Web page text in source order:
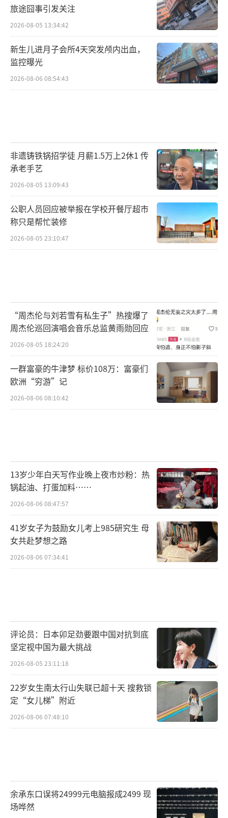
旅途囧事引发关注
2026-08-05 13:34:42
新生儿进月子会所4天突发颅内出血，
监控曝光
2026-08-06 08:54:43
非遗铸铁锅招学徒 月薪1.5万上2休1 传
承老手艺
2026-08-05 13:09:43
公职人员回应被举报在学校开餐厅超市
称只是帮忙装修
2026-08-05 23:10:47
“周杰伦与刘若雪有私生子”热搜爆了
周杰伦巡回演唱会音乐总监黄雨勋回应
2026-08-05 18:24:20
一群富豪的牛津梦 标价108万：富豪们
欧洲“穷游”记
2026-08-06 08:10:42
13岁少年白天写作业晚上夜市炒粉：热
锅起油、打蛋加料……
2026-08-06 08:47:57
41岁女子为鼓励女儿考上985研究生 母
女共赴梦想之路
2026-08-06 07:34:41
评论员：日本卯足劲要跟中国对抗到底
坚定视中国为最大挑战
2026-08-05 23:11:18
22岁女生南太行山失联已超十天 搜救锁
定“女儿梯”附近
2026-08-06 07:48:10
余承东口误将24999元电脑报成2499 现
场哗然